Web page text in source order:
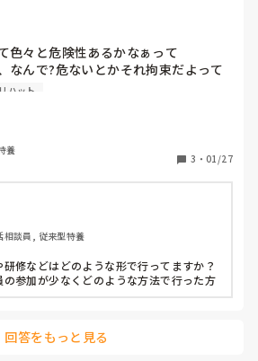
も設備も病院とは異なりますし、一度病
すので、比較的容易に結果が出た対応で
を送って頂いても活かせない事が多いで
えてご対応を考えていただけると、施設職
です。ご一考いただければ幸いです。
色々と危険性あるかなぁって
なんで?危ないとかそれ拘束だよって
ベットとチェストの距離が近いから、
際に、フロアケアマネから柵外しても
ない。本人が使っているなら話は別だ
ことはない。起き上がる位置のL字柵
ぐらい出し、壁の柵に捕まったりする
マネが本人(認知はあるけど、意思は
認し「壁の柵捕まったりすることあ
る？外してもよいか？」と聞くと
ない」と。ケアマネが「本人も使わな
撤去。当日の日直の職員に外した経緯
フロアに伝達されておらず、とある事
われ。絶対に危ないと言われ、同僚に
ハット
養
3 ・ 01/27
相談員, 従来型特養
修などはどのような形で行ってますか？
参加が少なくどのような方法で行った方
回答をもっと見る